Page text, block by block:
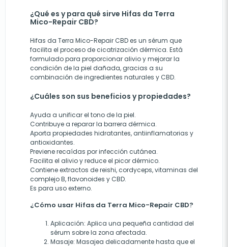
¿Qué es y para qué sirve Hifas da Terra
Mico-Repair CBD?
Hifas da Terra Mico-Repair CBD es un sérum que
facilita el proceso de cicatrización dérmica. Está
formulado para proporcionar alivio y mejorar la
condición de la piel dañada, gracias a su
combinación de ingredientes naturales y CBD.
¿Cuáles son sus beneficios y propiedades?
Ayuda a unificar el tono de la piel.
Contribuye a reparar la barrera dérmica.
Aporta propiedades hidratantes, antiinflamatorias y
antioxidantes.
Previene recaídas por infección cutánea.
Facilita el alivio y reduce el picor dérmico.
Contiene extractos de reishi, cordyceps, vitaminas del
complejo B, flavonoides y CBD.
Es para uso externo.
¿Cómo usar Hifas da Terra Mico-Repair CBD?
Aplicación: Aplica una pequeña cantidad del
sérum sobre la zona afectada.
Masaje: Masajea delicadamente hasta que el